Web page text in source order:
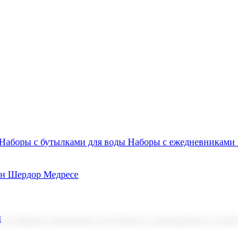
с бутылками для воды Наборы с ежедневниками
Шердор Медресе
продукцию для бизнеса, мероприятия и